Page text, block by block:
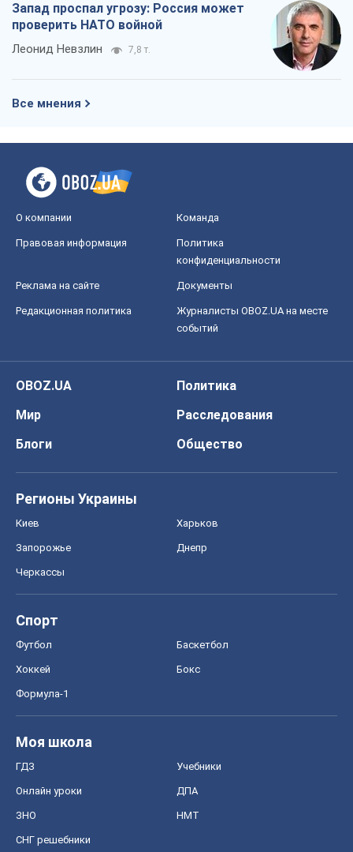
Запад проспал угрозу: Россия может
проверить НАТО войной
Леонид Невзлин 7,8 т.
Все мнения
О компании Команда
Правовая информация
Политика
конфиденциальности
Реклама на сайте Документы
Редакционная политика
Журналисты OBOZ.UA на месте
событий
OBOZ.UA
Политика
Мир
Расследования
Блоги
Общество
Регионы Украины
Киев Харьков
Запорожье Днепр
Черкассы
Спорт
Футбол Баскетбол
Хоккей Бокс
Формула-1
Моя школа
ГДЗ Учебники
Онлайн уроки ДПА
ЗНО НМТ
СНГ решебники